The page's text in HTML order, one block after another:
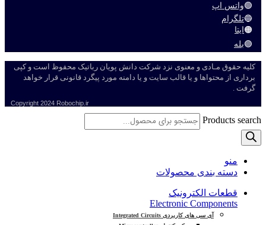
🟢واتس اپ
🔵تلگرام
🟠 ایتا
🟣بله
کلیه حقوق مـادی و معنوی نزد شرکت دانش پویان رباتیک محفوظ است و کپی
برداری از محتواها و یا قالب سایت و یا دامنه مورد پیگرد قانونی قرار خواهد
گرفت .
Copyright 2024 Robochip.ir
Products search
منو
دسته بندی محصولات
قطعات الکترونیک
Electronic Components
آی سی های کاربردی Integrated Circuits